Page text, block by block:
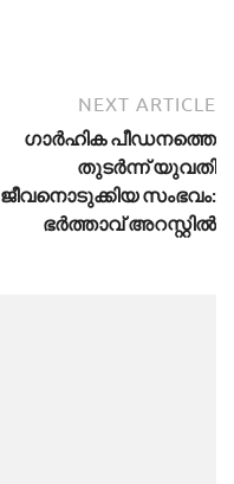
NEXT ARTICLE
ഗാർഹിക പീഡനത്തെ
തുടർന്ന് യുവതി
ജീവനൊടുക്കിയ സംഭവം:
ഭർത്താവ് അറസ്റ്റിൽ